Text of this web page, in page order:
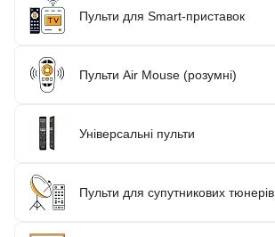
Пульти для Smart-приставок
Пульти Air Mouse (розумні)
Універсальні пульти
Пульти для супутникових тюнерів